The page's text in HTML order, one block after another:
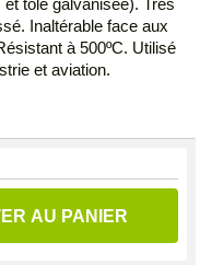
tôle galvanisée). Très
Inaltérable face aux
à 500ºC. Utilisé
et aviation.
AU PANIER